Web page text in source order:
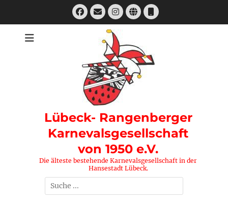
Facebook
E-
Mail
Instagram
WebsiteTelefon
Lübeck- Rangenberger
Karnevalsgesellschaft
von 1950 e.V.
Die älteste bestehende Karnevalsgesellschaft in der
Hansestadt Lübeck.
Suchen
nach: